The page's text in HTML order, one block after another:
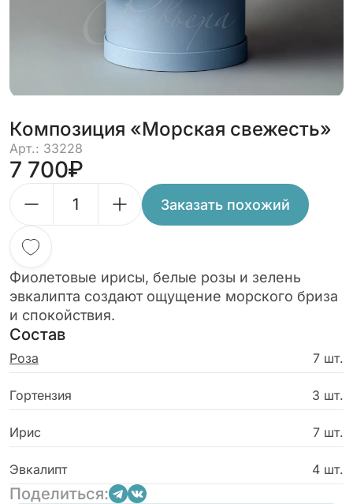
Композиция «Морская свежесть»
Арт.: 33228
7 700
Заказать похожий
Фиолетовые ирисы, белые розы и зелень
эвкалипта создают ощущение морского бриза
и спокойствия.
Состав
Роза 7 шт.
Гортензия 3 шт.
Ирис 7 шт.
Эвкалипт 4 шт.
Поделиться: